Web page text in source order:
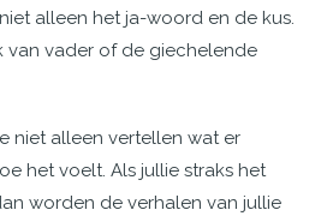
alleen het ja-woord en de kus.
van vader of de giechelende
niet alleen vertellen wat er
het voelt. Als jullie straks het
worden de verhalen van jullie